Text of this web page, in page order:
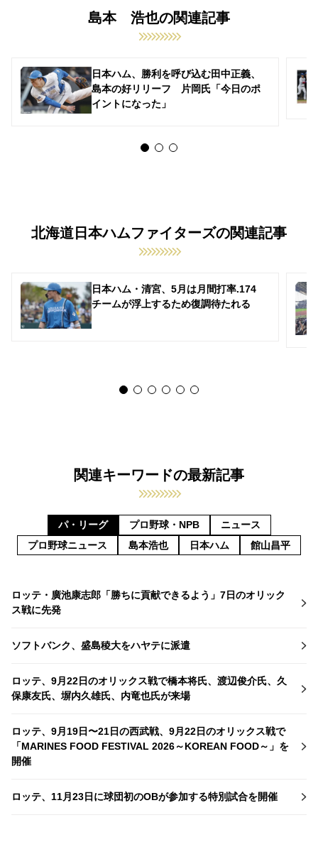
島本 浩也の関連記事
日本ハム、勝利を呼び込む田中正義、
島本の好リリーフ 片岡氏「今日のポ
イントになった」
北海道日本ハムファイターズの関連記事
日本ハム・清宮、5月は月間打率.174
チームが浮上するため復調待たれる
関連キーワードの最新記事
パ・リーグ プロ野球・NPB
ニュース
プロ野球ニュース
島本浩也 日本ハム 館山昌平
ロッテ・廣池康志郎「勝ちに貢献できるよう」7日のオリック
ス戦に先発
ソフトバンク、盛島稜大をハヤテに派遣
ロッテ、9月22日のオリックス戦で橋本将氏、渡辺俊介氏、久
保康友氏、塀内久雄氏、内竜也氏が来場
ロッテ、9月19日〜21日の西武戦、9月22日のオリックス戦で
「MARINES FOOD FESTIVAL 2026～KOREAN FOOD～」を
開催
ロッテ、11月23日に球団初のOBが参加する特別試合を開催